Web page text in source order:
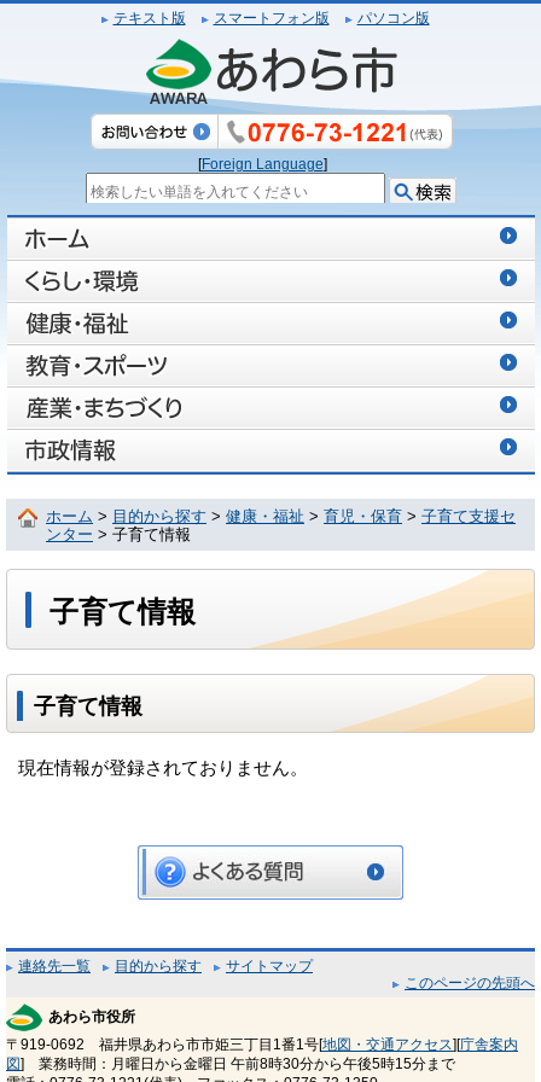
テキスト版 スマートフォン版 パソコン版
[Foreign Language]
ホーム > 目的から探す > 健康・福祉 > 育児・保育 > 子育て支援セ
ンター > 子育て情報
子育て情報
子育て情報
現在情報が登録されておりません。
連絡先一覧 目的から探す
サイトマップ
このページの先頭へ
あわら市役所
〒919-0692 福井県あわら市市姫三丁目1番1号[地図・交通アクセス][庁舎案内
図] 業務時間：月曜日から金曜日 午前8時30分から午後5時15分まで